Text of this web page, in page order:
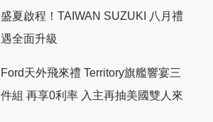
盛夏啟程！TAIWAN SUZUKI 八月禮
遇全面升級
Ford天外飛來禮 Territory旗艦響宴三
件組 再享0利率 入主再抽美國雙人來